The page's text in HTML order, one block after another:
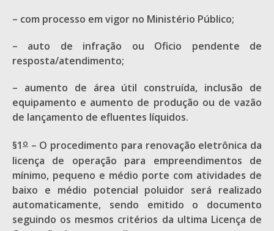
– com processo em vigor no Ministério Público;
– auto de infração ou Oficio pendente de
resposta/atendimento;
– aumento de área útil construída, inclusão de
equipamento e aumento de produção ou de vazão
de lançamento de efluentes líquidos.
§1 o – O procedimento para renovação eletrônica da
licença de operação para empreendimentos de
mínimo, pequeno e médio porte com atividades de
baixo e médio potencial poluidor será realizado
automaticamente, sendo emitido o documento
seguindo os mesmos critérios da ultima Licença de